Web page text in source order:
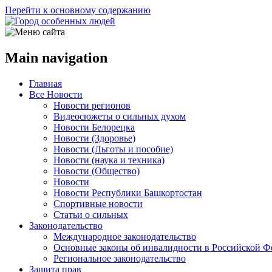
Перейти к основному содержанию
Main navigation
Главная
Все Новости
Новости регионов
Видеосюжеты о сильных духом
Новости Белорецка
Новости (Здоровье)
Новости (Льготы и пособие)
Новости (наука и техника)
Новости (Общество)
Новости
Новости Республики Башкортостан
Спортивные новости
Статьи о сильных
Законодательство
Международное законодательство
Основные законы об инвалидности в Российской
Региональное законодательство
Защита прав